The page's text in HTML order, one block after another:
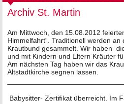
Archiv St. Martin
Am Mittwoch, den 15.08.2012
Himmelfahrt“. Traditionell werden
Krautbund gesammelt. Wir haben
und mit Kindern und Eltern Kräuter
Am nächsten Tag haben wir das
Altstadtkirche segnen lassen.
Babysitter- Zertifikat überreicht. Im